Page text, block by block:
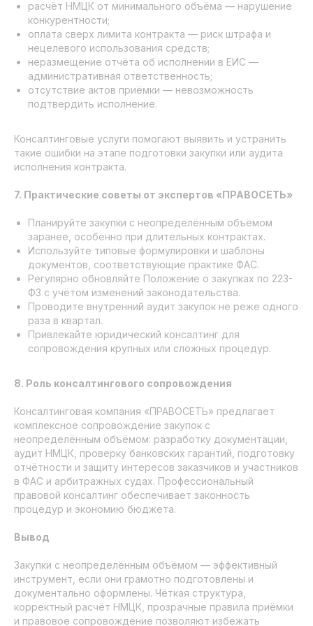
расчёт НМЦК от минимального объёма — нарушение
конкурентности;
оплата сверх лимита контракта — риск штрафа и
нецелевого использования средств;
неразмещение отчёта об исполнении в ЕИС —
административная ответственность;
отсутствие актов приёмки — невозможность
подтвердить исполнение.
Консалтинговые услуги помогают выявить и устранить
такие ошибки на этапе подготовки закупки или аудита
исполнения контракта.
7. Практические советы от экспертов «ПРАВОСЕТЬ»
Планируйте закупки с неопределённым объёмом
заранее, особенно при длительных контрактах.
Используйте типовые формулировки и шаблоны
документов, соответствующие практике ФАС.
Регулярно обновляйте Положение о закупках по 223-
ФЗ с учётом изменений законодательства.
Проводите внутренний аудит закупок не реже одного
раза в квартал.
Привлекайте юридический консалтинг для
сопровождения крупных или сложных процедур.
8. Роль консалтингового сопровождения
Консалтинговая компания «ПРАВОСЕТЬ» предлагает
комплексное сопровождение закупок с
неопределённым объёмом: разработку документации,
аудит НМЦК, проверку банковских гарантий, подготовку
отчётности и защиту интересов заказчиков и участников
в ФАС и арбитражных судах. Профессиональный
правовой консалтинг обеспечивает законность
процедур и экономию бюджета.
Вывод
Закупки с неопределённым объёмом — эффективный
инструмент, если они грамотно подготовлены и
документально оформлены. Чёткая структура,
корректный расчёт НМЦК, прозрачные правила приёмки
и правовое сопровождение позволяют избежать
ИНН 7725731610
Город Москва, вн.тер.г. муниципальный округ
Басманный, пер. Подкопаевский, д. 4 стр. 6А
Банковские гарантии
Тендерное сопровождение
Торги по банкротству